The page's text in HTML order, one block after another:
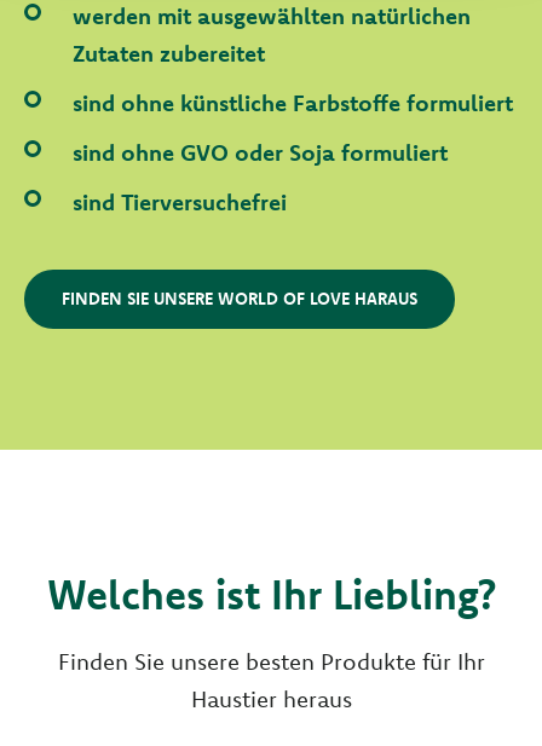
werden mit ausgewählten natürlichen
Zutaten zubereitet
sind ohne künstliche Farbstoffe formuliert
sind ohne GVO oder Soja formuliert
sind Tierversuchefrei
FINDEN SIE UNSERE WORLD OF LOVE HARAUS
Welches ist Ihr Liebling?
Finden Sie unsere besten Produkte für Ihr
Haustier heraus